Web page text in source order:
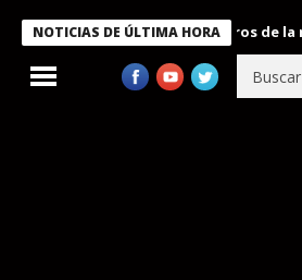
NOTICIAS DE ÚLTIMA HORA
condecora a miembros de la